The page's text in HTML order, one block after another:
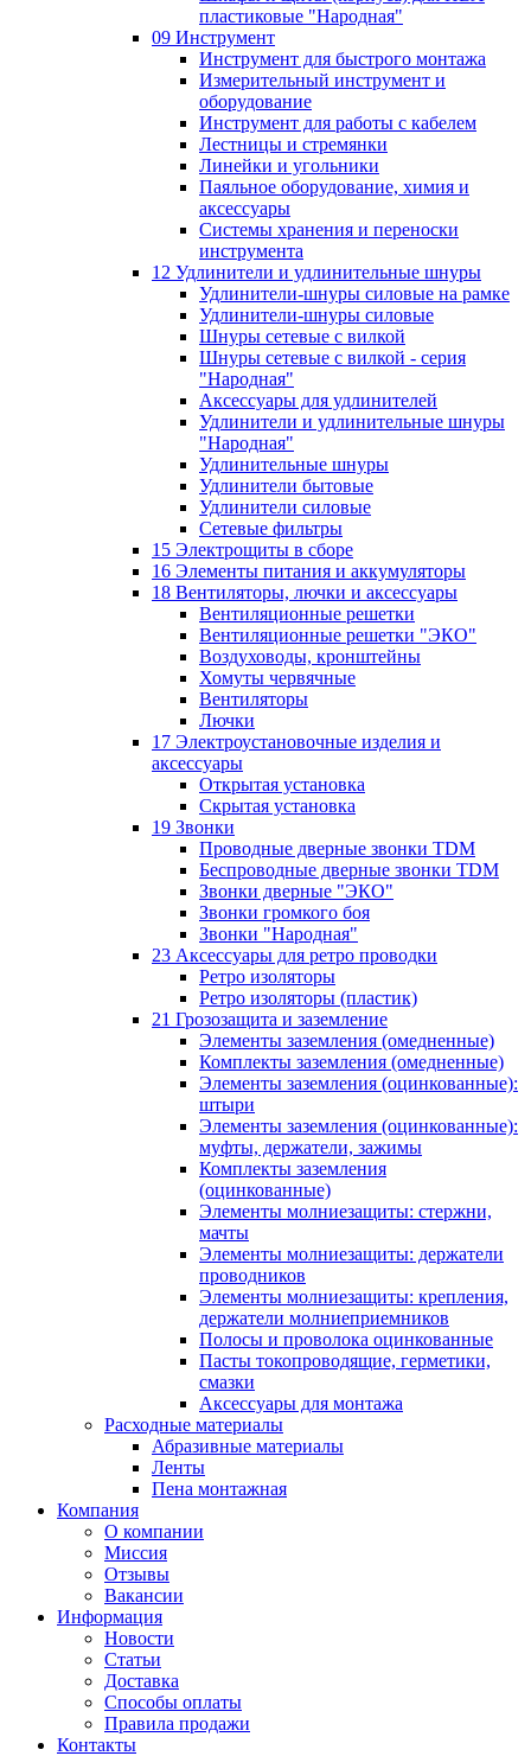
пластиковые "Народная"
09 Инструмент
Инструмент для быстрого монтажа
Измерительный инструмент и
оборудование
Инструмент для работы с кабелем
Лестницы и стремянки
Линейки и угольники
Паяльное оборудование, химия и
аксессуары
Системы хранения и переноски
инструмента
12 Удлинители и удлинительные шнуры
Удлинители-шнуры силовые на рамке
Удлинители-шнуры силовые
Шнуры сетевые с вилкой
Шнуры сетевые с вилкой - серия
"Народная"
Аксессуары для удлинителей
Удлинители и удлинительные шнуры
"Народная"
Удлинительные шнуры
Удлинители бытовые
Удлинители силовые
Сетевые фильтры
15 Электрощиты в сборе
16 Элементы питания и аккумуляторы
18 Вентиляторы, лючки и аксессуары
Вентиляционные решетки
Вентиляционные решетки "ЭКО"
Воздуховоды, кронштейны
Хомуты червячные
Вентиляторы
Лючки
17 Электроустановочные изделия и
аксессуары
Открытая установка
Скрытая установка
19 Звонки
Проводные дверные звонки TDM
Беспроводные дверные звонки TDM
Звонки дверные "ЭКО"
Звонки громкого боя
Звонки "Народная"
23 Аксессуары для ретро проводки
Ретро изоляторы
Ретро изоляторы (пластик)
21 Грозозащита и заземление
Элементы заземления (омедненные)
Комплекты заземления (омедненные)
Элементы заземления (оцинкованные):
штыри
Элементы заземления (оцинкованные):
муфты, держатели, зажимы
Комплекты заземления
(оцинкованные)
Элементы молниезащиты: стержни,
мачты
Элементы молниезащиты: держатели
проводников
Элементы молниезащиты: крепления,
держатели молниеприемников
Полосы и проволока оцинкованные
Пасты токопроводящие, герметики,
смазки
Аксессуары для монтажа
Расходные материалы
Абразивные материалы
Ленты
Пена монтажная
Компания
О компании
Миссия
Отзывы
Вакансии
Информация
Новости
Статьи
Доставка
Способы оплаты
Правила продажи
Контакты